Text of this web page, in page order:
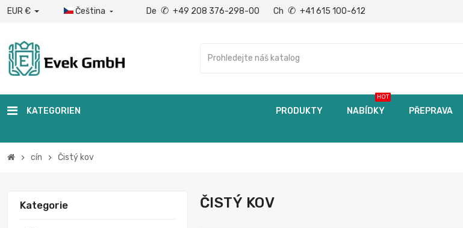
EUR € Čeština  De ✆ +49 208 376-298-00 Ch ✆ +41 615 100-612
KATEGORIEN PRODUKTY NABÍDKY
HOT
PŘEPRAVA
chevron_right cín chevron_right Čistý kov
Kategorie ČISTÝ KOV